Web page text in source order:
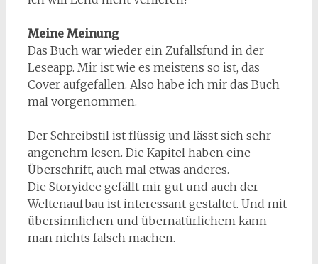
Meine Meinung
Das Buch war wieder ein Zufallsfund in der
Leseapp. Mir ist wie es meistens so ist, das
Cover aufgefallen. Also habe ich mir das Buch
mal vorgenommen.
Der Schreibstil ist flüssig und lässt sich sehr
angenehm lesen. Die Kapitel haben eine
Überschrift, auch mal etwas anderes.
Die Storyidee gefällt mir gut und auch der
Weltenaufbau ist interessant gestaltet. Und mit
übersinnlichen und übernatürlichem kann
man nichts falsch machen.